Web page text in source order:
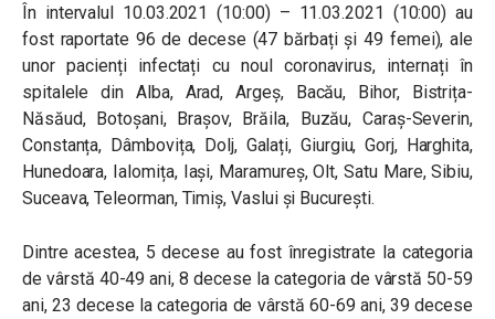
În intervalul 10.03.2021 (10:00) – 11.03.2021 (10:00) au
fost raportate 96 de decese (47 bărbați și 49 femei), ale
unor pacienți infectați cu noul coronavirus, internați în
spitalele din Alba, Arad, Argeș, Bacău, Bihor, Bistrița-
Năsăud, Botoșani, Brașov, Brăila, Buzău, Caraș-Severin,
Constanța, Dâmbovița, Dolj, Galați, Giurgiu, Gorj, Harghita,
Hunedoara, Ialomița, Iași, Maramureș, Olt, Satu Mare, Sibiu,
Suceava, Teleorman, Timiș, Vaslui și București.
Dintre acestea, 5 decese au fost înregistrate la categoria
de vârstă 40-49 ani, 8 decese la categoria de vârstă 50-59
ani, 23 decese la categoria de vârstă 60-69 ani, 39 decese